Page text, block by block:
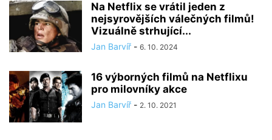
Na Netflix se vrátil jeden z
nejsyrovějších válečných filmů!
Vizuálně strhující...
Jan Barvíř - 6. 10. 2024
16 výborných filmů na Netflixu
pro milovníky akce
Jan Barvíř - 2. 10. 2021